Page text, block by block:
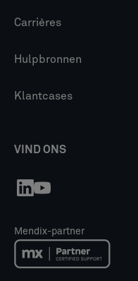
Carrières
Hulpbronnen
Klantcases
VIND ONS
Mendix-partner